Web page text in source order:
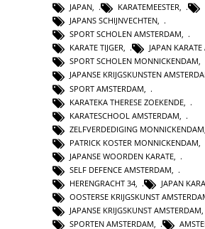
JAPAN, KARATEMEESTER,
JAPANS SCHIJNVECHTEN,
SPORT SCHOLEN AMSTERDAM,
KARATE TIJGER, JAPAN
SPORT SCHOLEN MONNICKENDAM,
JAPANSE KRIJGSKUNSTEN
SPORT AMSTERDAM
KARATEKA THERESE ZOEKENDE
KARATESCHOOL AMSTERDAM
ZELFVERDEDIGING MONNICKENDAM
PATRICK KOSTER MONNICKENDAM
JAPANSE WOORDEN KARATE
SELF DEFENCE AMSTERDAM
HERENGRACHT 34
JAPAN
OOSTERSE KRIJGSKUNST
JAPANSE KRIJGSKUNST AMSTERDAM,
SPORTEN AMSTERDAM,